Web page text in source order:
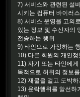
7) 서비스와 관련된 설
시키는 컴퓨터 바이러
8) 서비스 운영을 고의
있는 정보 및 수신자의
전송하는 행위
9) 타인으로 가장하는
10) 다른 회원의 개인
11) 자기 또는 타인에
목적으로 허위의 정보
12) 재물을 걸고 도박
13) 윤락행위를 알선하